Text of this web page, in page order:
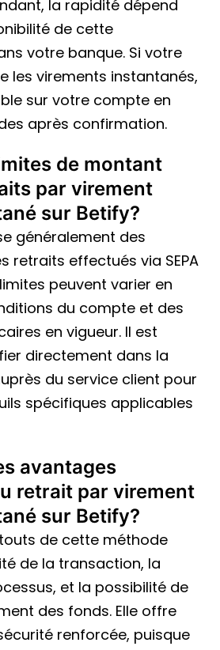
la rapidité dépend
de cette
votre banque. Si votre
les virements instantanés,
sur votre compte en
après confirmation.
de montant
par virement
sur Betify?
généralement des
retraits effectués via SEPA
peuvent varier en
du compte et des
en vigueur. Il est
directement dans la
du service client pour
spécifiques applicables
avantages
retrait par virement
sur Betify?
de cette méthode
de la transaction, la
et la possibilité de
des fonds. Elle offre
renforcée, puisque